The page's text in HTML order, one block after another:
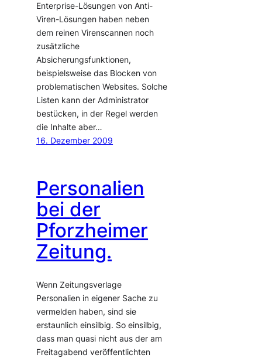
Enterprise-Lösungen von Anti-
Viren-Lösungen haben neben
dem reinen Virenscannen noch
zusätzliche
Absicherungsfunktionen,
beispielsweise das Blocken von
problematischen Websites. Solche
Listen kann der Administrator
bestücken, in der Regel werden
die Inhalte aber…
16. Dezember 2009
Personalien
bei der
Pforzheimer
Zeitung.
Wenn Zeitungsverlage
Personalien in eigener Sache zu
vermelden haben, sind sie
erstaunlich einsilbig. So einsilbig,
dass man quasi nicht aus der am
Freitagabend veröffentlichten